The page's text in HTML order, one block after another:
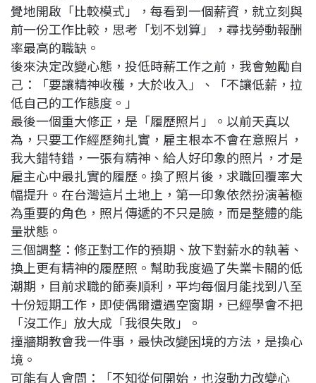
覺地開啟「比較模式」，每看到一個薪資，就立刻與
前一份工作比較，思考「划不划算」，尋找勞動報酬
率最高的職缺。
後來決定改變心態，投低時薪工作之前，我會勉勵自
己：「要讓精神收穫，大於收入」、「不讓低薪，拉
低自己的工作態度。」
最後一個重大修正，是「履歷照片」。以前天真以
為，只要工作經歷夠扎實，雇主根本不會在意照片，
我大錯特錯，一張有精神、給人好印象的照片，才是
雇主心中最扎實的履歷。換了照片後，求職回覆率大
幅提升。在台灣這片土地上，第一印象依然扮演著極
為重要的角色，照片傳遞的不只是臉，而是整體的能
量狀態。
三個調整：修正對工作的預期、放下對薪水的執著、
換上更有精神的履歷照。幫助我度過了失業卡關的低
潮期，目前求職的節奏順利，平均每個月能找到八至
十份短期工作，即使偶爾遭遇空窗期，已經學會不把
「沒工作」放大成「我很失敗」。
撞牆期教會我一件事，最快改變困境的方法，是換心
境。
可能有人會問：「不知從何開始，也沒動力改變心